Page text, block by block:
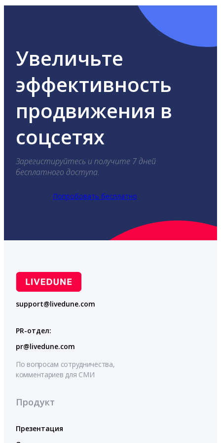
Увеличьте
эффективность
продвижения в
соцсетях
Зарегистируйтесь и получите 7 дней
бесплатного доступа.
Попробовать бесплатно
support@livedune.com
PR-отдел:
pr@livedune.com
По вопросам сотрудничества,
комментариев для СМИ
Продукт
Презентация